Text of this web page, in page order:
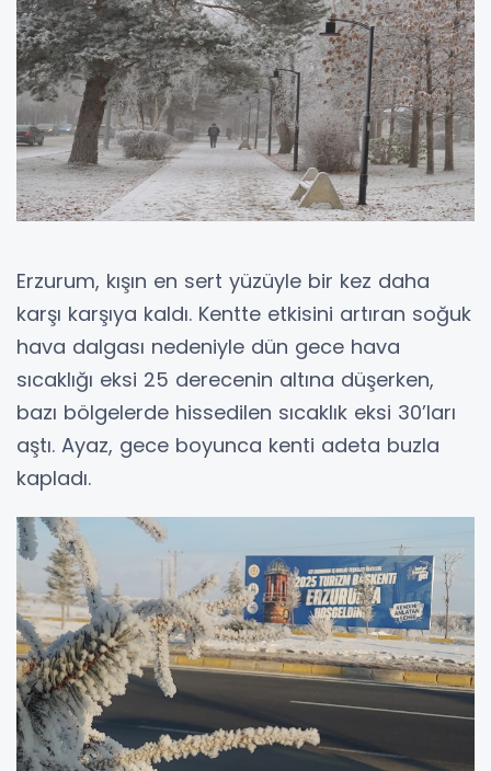
Erzurum, kışın en sert yüzüyle bir kez daha
karşı karşıya kaldı. Kentte etkisini artıran soğuk
hava dalgası nedeniyle dün gece hava
sıcaklığı eksi 25 derecenin altına düşerken,
bazı bölgelerde hissedilen sıcaklık eksi 30’ları
aştı. Ayaz, gece boyunca kenti adeta buzla
kapladı.